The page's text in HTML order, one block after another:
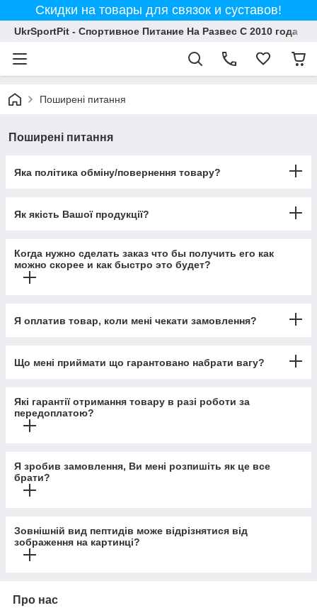
Скидки на товары для связок и суставов!
UkrSportPit - Спортивное Питание На Развес С 2010 года
Поширені питання
Поширені питання
Яка політика обміну/повернення товару?
Як якість Вашої продукції?
Когда нужно сделать заказ что бы получить его как
можно скорее и как быстро это будет?
Я оплатив товар, коли мені чекати замовлення?
Що мені приймати що гарантовано набрати вагу?
Які гарантії отримання товару в разі роботи за
передоплатою?
Я зробив замовлення, Ви мені розпишіть як це все
брати?
Зовнішній вид пептидів може відрізнятися від
зображення на картинці?
Про нас